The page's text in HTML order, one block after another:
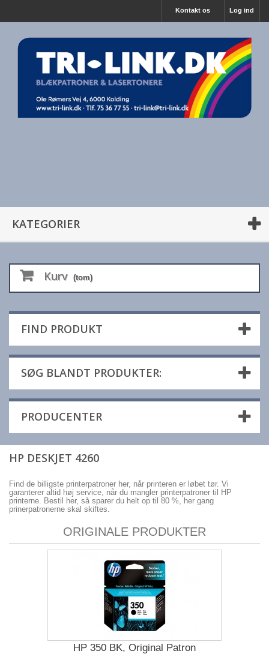
Log ind
Kontakt os
KATEGORIER
Kurv (tom)
FIND PRODUKT
SØG BLANDT PRODUKTER:
PRODUCENTER
HP DESKJET 4260
Find de billigste printerpatroner her, når printeren er løbet tør. Vi
garanterer altid høj service, når du mangler printerpatroner til HP
printerne. Bestil her, så sparer du helt op til 80 %, her gang
prinerpatronerne skal skiftes.
ORIGINALE PRODUKTER
HP 350 BK, Original Patron